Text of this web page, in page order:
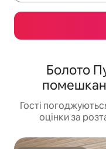
Болото
Гості
оцінки за